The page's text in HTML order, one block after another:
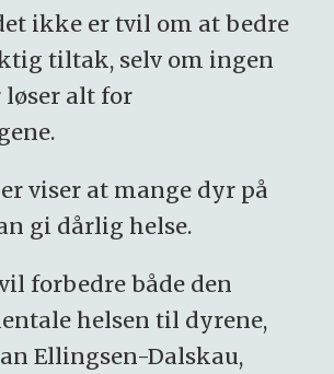
ikke er tvil om at bedre
tiltak, selv om ingen
alt for
viser at mange dyr på
gi dårlig helse.
forbedre både den
helsen til dyrene,
Ellingsen-Dalskau,